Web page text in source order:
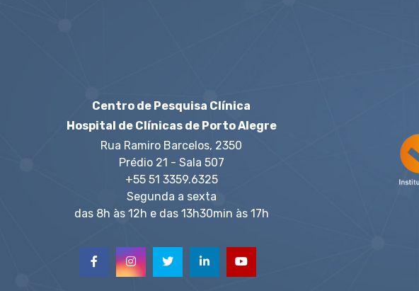
Centro de Pesquisa Clínica
Hospital de Clínicas de Porto Alegre
Rua Ramiro Barcelos, 2350
Prédio 21 - Sala 507
+55 51 3359.6325
Segunda a sexta
das 8h às 12h e das 13h30min às 17h